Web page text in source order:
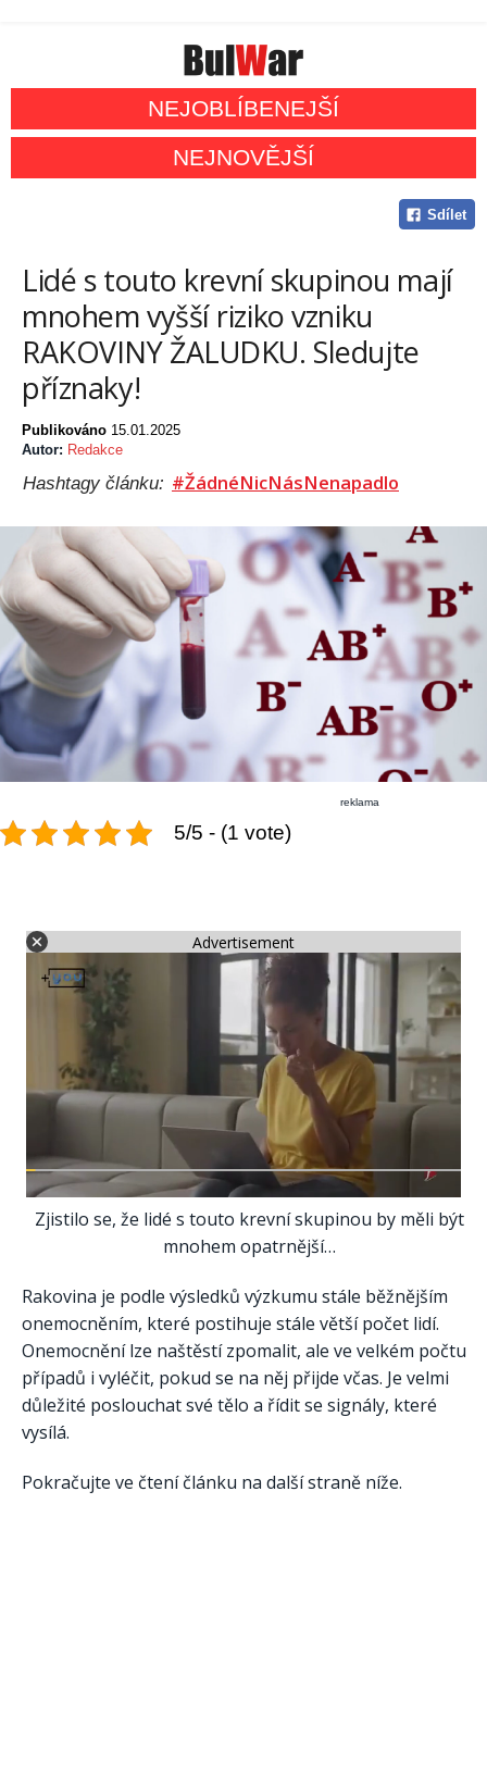
NEJOBLÍBENEJŠÍ
NEJNOVĚJŠÍ
Sdílet
Lidé s touto krevní skupinou mají
mnohem vyšší riziko vzniku
RAKOVINY ŽALUDKU. Sledujte
příznaky!
Publikováno 15.01.2025
Autor: Redakce
Hashtagy článku: #ŽádnéNicNásNenapadlo
reklama
5/5 - (1 vote)
Advertisement
Zjistilo se, že lidé s touto krevní skupinou by měli být
mnohem opatrnější…
Rakovina je podle výsledků výzkumu stále běžnějším
onemocněním, které postihuje stále větší počet lidí.
Onemocnění lze naštěstí zpomalit, ale ve velkém počtu
případů i vyléčit, pokud se na něj přijde včas. Je velmi
důležité poslouchat své tělo a řídit se signály, které
vysílá.
Pokračujte ve čtení článku na další straně níže.